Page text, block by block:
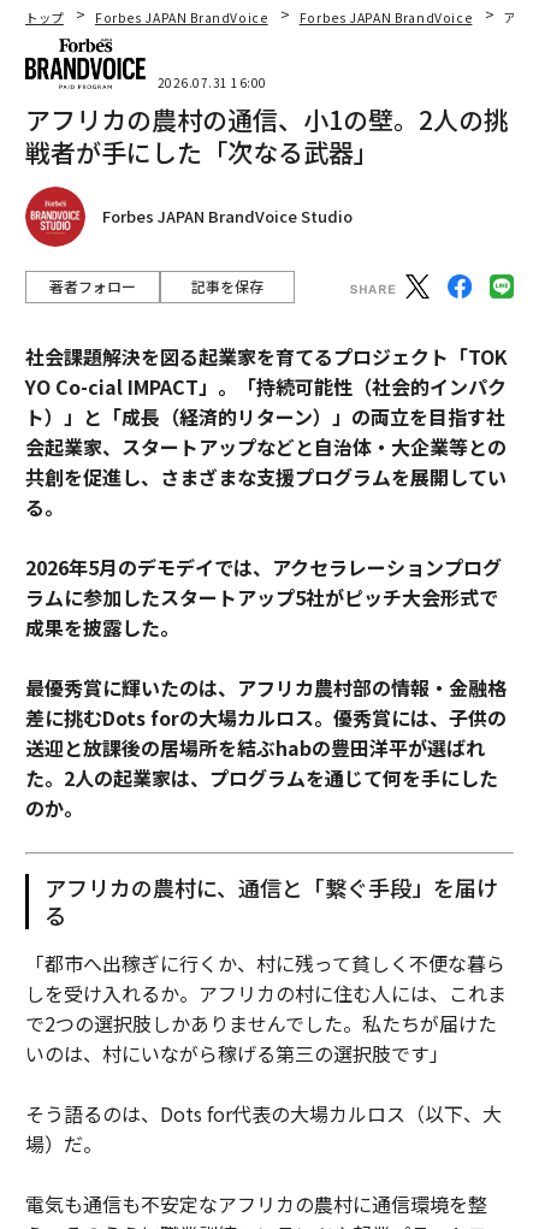
トップ Forbes JAPAN BrandVoice Forbes JAPAN BrandVoice アフ
2026.07.31 16:00
アフリカの農村の通信、小1の壁。2人の挑
戦者が手にした「次なる武器」
Forbes JAPAN BrandVoice Studio
著者フォロー 記事を保存
社会課題解決を図る起業家を育てるプロジェクト「TOK
YO Co-cial IMPACT」。
「持続可能性（社会的インパク
ト）」と「成長（経済的リターン）」の両立を目指す社
会起業家、スタートアップなどと自治体・大企業等との
共創を促進し、さまざまな支援プログラムを展開してい
る。
2026年5月のデモデイでは、アクセラレーションプログ
ラムに参加したスタートアップ5社がピッチ大会形式で
成果を披露した。
最優秀賞に輝いたのは、アフリカ農村部の情報・金融格
差に挑むDots forの大場カルロス。優秀賞には、子供の
送迎と放課後の居場所を結ぶhabの豊田洋平が選ばれ
た。2人の起業家は、プログラムを通じて何を手にした
のか。
アフリカの農村に、通信と「繋ぐ手段」を届け
る
「都市へ出稼ぎに行くか、村に残って貧しく不便な暮ら
しを受け入れるか。アフリカの村に住む人には、これま
で2つの選択肢しかありませんでした。私たちが届けた
いのは、村にいながら稼げる第三の選択肢です」
そう語るのは、Dots for代表の大場カルロス（以下、大
場）だ。
電気も通信も不安定なアフリカの農村に通信環境を整